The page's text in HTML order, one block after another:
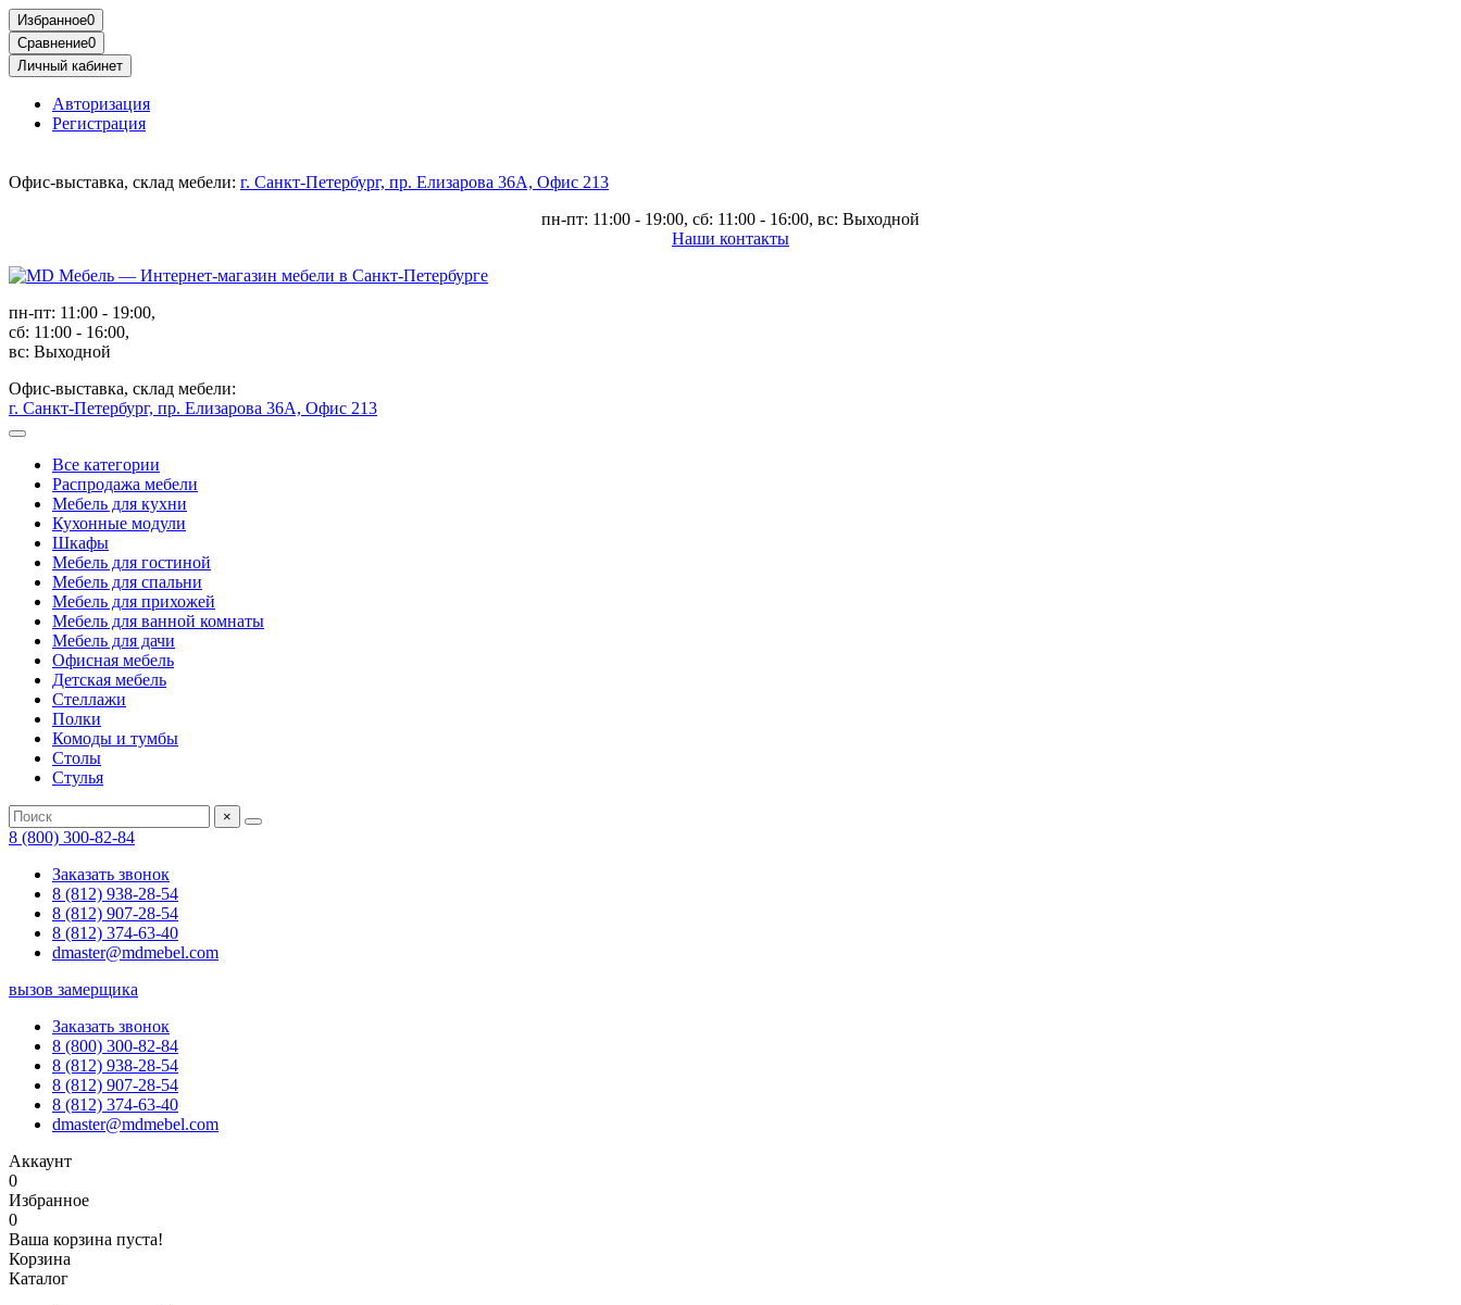
Избранное0
Сравнение0
Личный кабинет
Авторизация
Регистрация
Офис-выставка, склад мебели: г. Санкт-Петербург, пр. Елизарова 36А, Офис 213
пн-пт: 11:00 - 19:00, сб: 11:00 - 16:00, вс: Выходной
Наши контакты
пн-пт: 11:00 - 19:00,
сб: 11:00 - 16:00,
вс: Выходной
Офис-выставка, склад мебели:
г. Санкт-Петербург, пр. Елизарова 36А, Офис 213
Все категории
Распродажа мебели
Мебель для кухни
Кухонные модули
Шкафы
Мебель для гостиной
Мебель для спальни
Мебель для прихожей
Мебель для ванной комнаты
Мебель для дачи
Офисная мебель
Детская мебель
Стеллажи
Полки
Комоды и тумбы
Столы
Стулья
×
8 (800) 300-82-84
Заказать звонок
8 (812) 938-28-54
8 (812) 907-28-54
8 (812) 374-63-40
dmaster@mdmebel.com
вызов замерщика
Заказать звонок
8 (800) 300-82-84
8 (812) 938-28-54
8 (812) 907-28-54
8 (812) 374-63-40
dmaster@mdmebel.com
Аккаунт
0
Избранное
0
Ваша корзина пуста!
Корзина
Каталог